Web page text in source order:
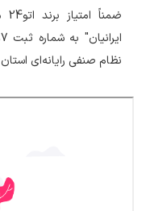
نظام صنفی رایانه‌ای